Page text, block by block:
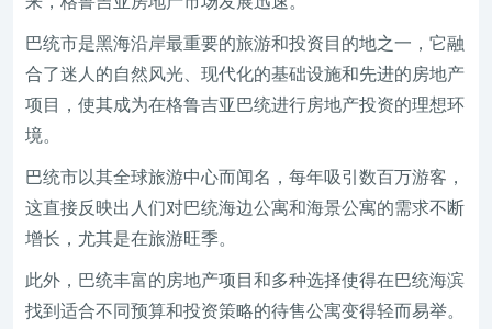
巴统市是黑海沿岸最重要的旅游和投资目的地之一，它融
合了迷人的自然风光、现代化的基础设施和先进的房地产
项目，使其成为在格鲁吉亚巴统进行房地产投资的理想环
境。
巴统市以其全球旅游中心而闻名，每年吸引数百万游客，
这直接反映出人们对巴统海边公寓和海景公寓的需求不断
增长，尤其是在旅游旺季。
此外，巴统丰富的房地产项目和多种选择使得在巴统海滨
找到适合不同预算和投资策略的待售公寓变得轻而易举。